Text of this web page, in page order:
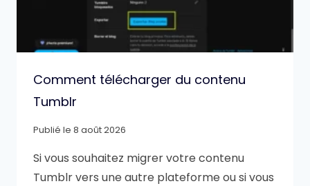
Comment télécharger du contenu
Tumblr
Publié le 8 août 2026
Si vous souhaitez migrer votre contenu
Tumblr vers une autre plateforme ou si vous